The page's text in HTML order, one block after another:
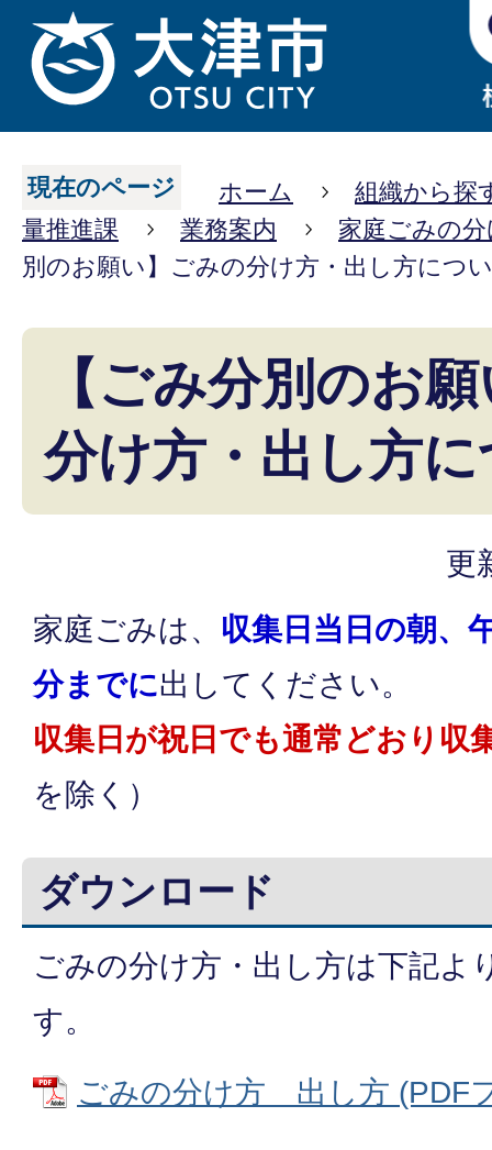
現在のページ ホーム
組織から探
量推進課
業務案内
家庭ごみの
別のお願い】ごみの分け方・出し方につ
【ごみ分別のお
分け方・出し方
更
家庭ごみは、 収集日当日の朝、
分までに出してください。
収集日が祝日でも通常どおり収
を除く）
ダウンロード
ごみの分け方・出し方は下記よ
す。
ごみの分け方 出し方 (PDF